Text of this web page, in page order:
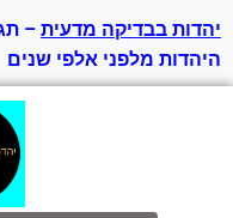
יהדות בבדיקה מדעית –
היהדות מלפני אלפי שנים